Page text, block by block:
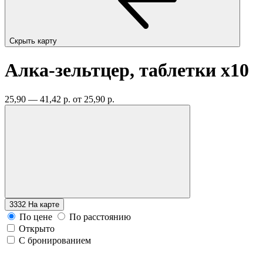
Скрыть карту
Алка-зельтцер, таблетки x10
25,90 — 41,42 р. от 25,90 р.
3332 На карте
По цене
По расстоянию
Открыто
С бронированием